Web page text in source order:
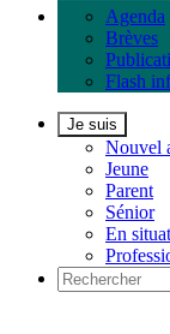
Agenda
Brèves
Flash
Je suis
Nouvel
Jeune
Parent
Sénior
En